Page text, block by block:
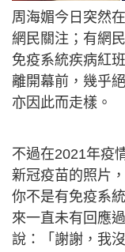
周海媚今日突然
網民關注；有網
免疫系統疾病紅
離開幕前，幾乎
亦因此而走樣。
不過在2021年疫
新冠疫苗的照片
你不是有免疫系
來一直未有回應
說：「謝謝，我